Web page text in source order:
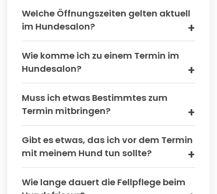
Welche Öffnungszeiten gelten aktuell
im Hundesalon?
Wie komme ich zu einem Termin im
Hundesalon?
Muss ich etwas Bestimmtes zum
Termin mitbringen?
Gibt es etwas, das ich vor dem Termin
mit meinem Hund tun sollte?
Wie lange dauert die Fellpflege beim